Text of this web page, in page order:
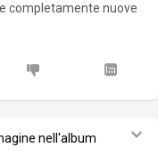
completamente nuove
nell'album